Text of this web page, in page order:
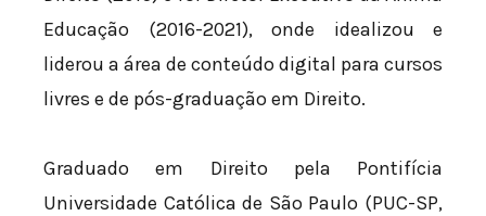
Educação (2016-2021), onde idealizou e
liderou a área de conteúdo digital para cursos
livres e de pós-graduação em Direito.
Graduado em Direito pela Pontifícia
Universidade Católica de São Paulo (PUC-SP,